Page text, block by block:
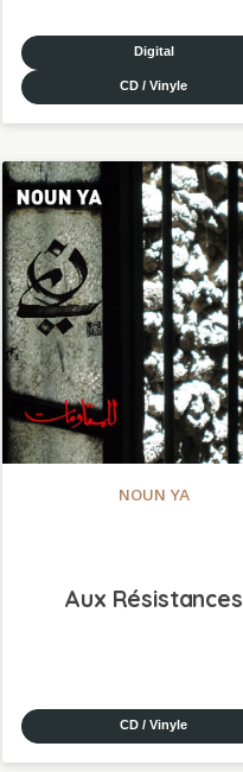
Digital
CD / Vinyle
NOUN YA
Aux Résistances
CD / Vinyle